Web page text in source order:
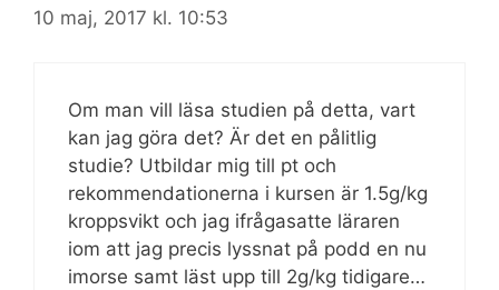
10 maj, 2017 kl. 10:53
Om man vill läsa studien på detta, vart
kan jag göra det? Är det en pålitlig
studie? Utbildar mig till pt och
rekommendationerna i kursen är 1.5g/kg
kroppsvikt och jag ifrågasatte läraren
iom att jag precis lyssnat på podd en nu
imorse samt läst upp till 2g/kg tidigare…